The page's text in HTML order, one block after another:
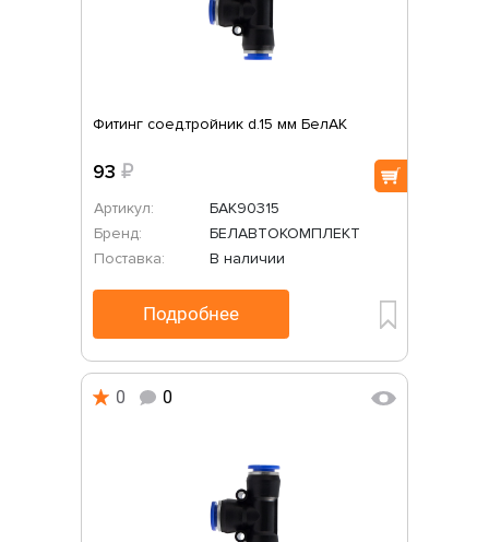
Фитинг соед.тройник d.15 мм БелАК
93 ₽
Артикул:
БАК90315
Бренд:
БЕЛАВТОКОМПЛЕКТ
Поставка:
В наличии
Подробнее
0 0